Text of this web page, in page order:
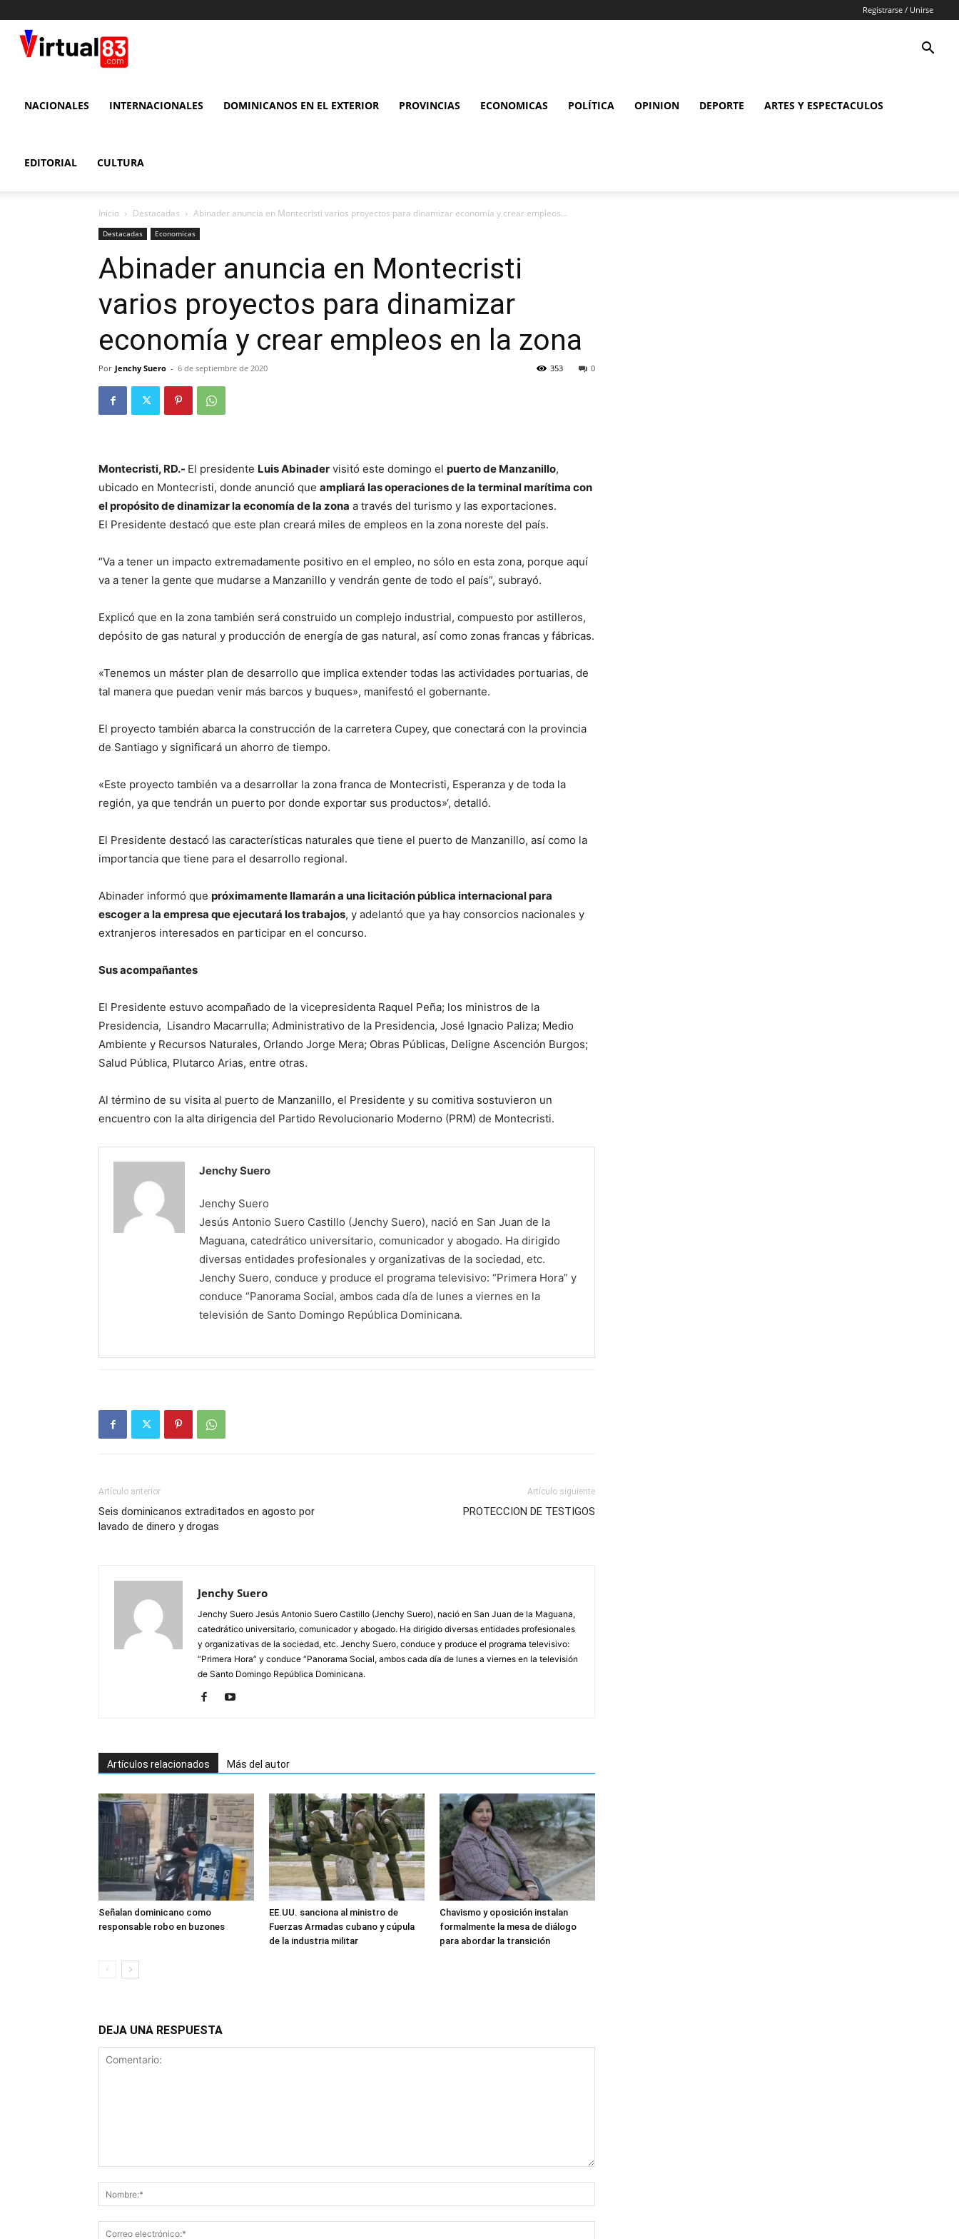
Registrarse / Unirse
83
NACIONALES INTERNACIONALES DOMINICANOS EN EL EXTERIOR PROVINCIAS ECONOMICAS POLÍTICA OPINION DEPORTE ARTES Y ESPECTACULOS
EDITORIAL CULTURA
Inicio Destacadas Abinader anuncia en Montecristi varios proyectos para dinamizar economía y crear empleos...
Destacadas Economicas
Abinader anuncia en Montecristi
varios proyectos para dinamizar
economía y crear empleos en la zona
Por Jenchy Suero - 6 de septiembre de 2020 0
353
Montecristi, RD.- El presidente Luis Abinader visitó este domingo el puerto de Manzanillo,
ubicado en Montecristi, donde anunció que ampliará las operaciones de la terminal marítima con
el propósito de dinamizar la economía de la zona a través del turismo y las exportaciones.
El Presidente destacó que este plan creará miles de empleos en la zona noreste del país.
“Va a tener un impacto extremadamente positivo en el empleo, no sólo en esta zona, porque aquí
va a tener la gente que mudarse a Manzanillo y vendrán gente de todo el país”, subrayó.
Explicó que en la zona también será construido un complejo industrial, compuesto por astilleros,
depósito de gas natural y producción de energía de gas natural, así como zonas francas y fábricas.
«Tenemos un máster plan de desarrollo que implica extender todas las actividades portuarias, de
tal manera que puedan venir más barcos y buques», manifestó el gobernante.
El proyecto también abarca la construcción de la carretera Cupey, que conectará con la provincia
de Santiago y significará un ahorro de tiempo.
«Este proyecto también va a desarrollar la zona franca de Montecristi, Esperanza y de toda la
región, ya que tendrán un puerto por donde exportar sus productos»‘, detalló.
El Presidente destacó las características naturales que tiene el puerto de Manzanillo, así como la
importancia que tiene para el desarrollo regional.
Abinader informó que próximamente llamarán a una licitación pública internacional para
escoger a la empresa que ejecutará los trabajos, y adelantó que ya hay consorcios nacionales y
extranjeros interesados en participar en el concurso.
Sus acompañantes
El Presidente estuvo acompañado de la vicepresidenta Raquel Peña; los ministros de la
Presidencia, Lisandro Macarrulla; Administrativo de la Presidencia, José Ignacio Paliza; Medio
Ambiente y Recursos Naturales, Orlando Jorge Mera; Obras Públicas, Deligne Ascención Burgos;
Salud Pública, Plutarco Arias, entre otras.
Al término de su visita al puerto de Manzanillo, el Presidente y su comitiva sostuvieron un
encuentro con la alta dirigencia del Partido Revolucionario Moderno (PRM) de Montecristi.
Jenchy Suero
Jenchy Suero
Jesús Antonio Suero Castillo (Jenchy Suero), nació en San Juan de la
Maguana, catedrático universitario, comunicador y abogado. Ha dirigido
diversas entidades profesionales y organizativas de la sociedad, etc.
Jenchy Suero, conduce y produce el programa televisivo: “Primera Hora” y
conduce “Panorama Social, ambos cada día de lunes a viernes en la
televisión de Santo Domingo República Dominicana.
Artículo anterior
Seis dominicanos extraditados en agosto por
lavado de dinero y drogas
Artículo siguiente
PROTECCION DE TESTIGOS
Jenchy Suero
Jenchy Suero Jesús Antonio Suero Castillo (Jenchy Suero), nació en San Juan de la Maguana,
catedrático universitario, comunicador y abogado. Ha dirigido diversas entidades profesionales
y organizativas de la sociedad, etc. Jenchy Suero, conduce y produce el programa televisivo:
“Primera Hora” y conduce “Panorama Social, ambos cada día de lunes a viernes en la televisión
de Santo Domingo República Dominicana.
Artículos relacionados Más del autor
Señalan dominicano como
responsable robo en buzones
EE.UU. sanciona al ministro de
Fuerzas Armadas cubano y cúpula
de la industria militar
Chavismo y oposición instalan
formalmente la mesa de diálogo
para abordar la transición
DEJA UNA RESPUESTA